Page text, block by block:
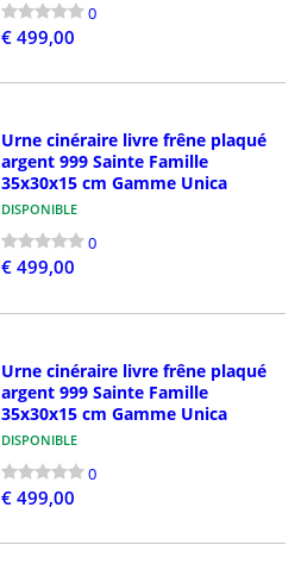
0
€ 499,00
Urne cinéraire livre frêne plaqué
argent 999 Sainte Famille
35x30x15 cm Gamme Unica
DISPONIBLE
0
€ 499,00
Urne cinéraire livre frêne plaqué
argent 999 Sainte Famille
35x30x15 cm Gamme Unica
DISPONIBLE
0
€ 499,00